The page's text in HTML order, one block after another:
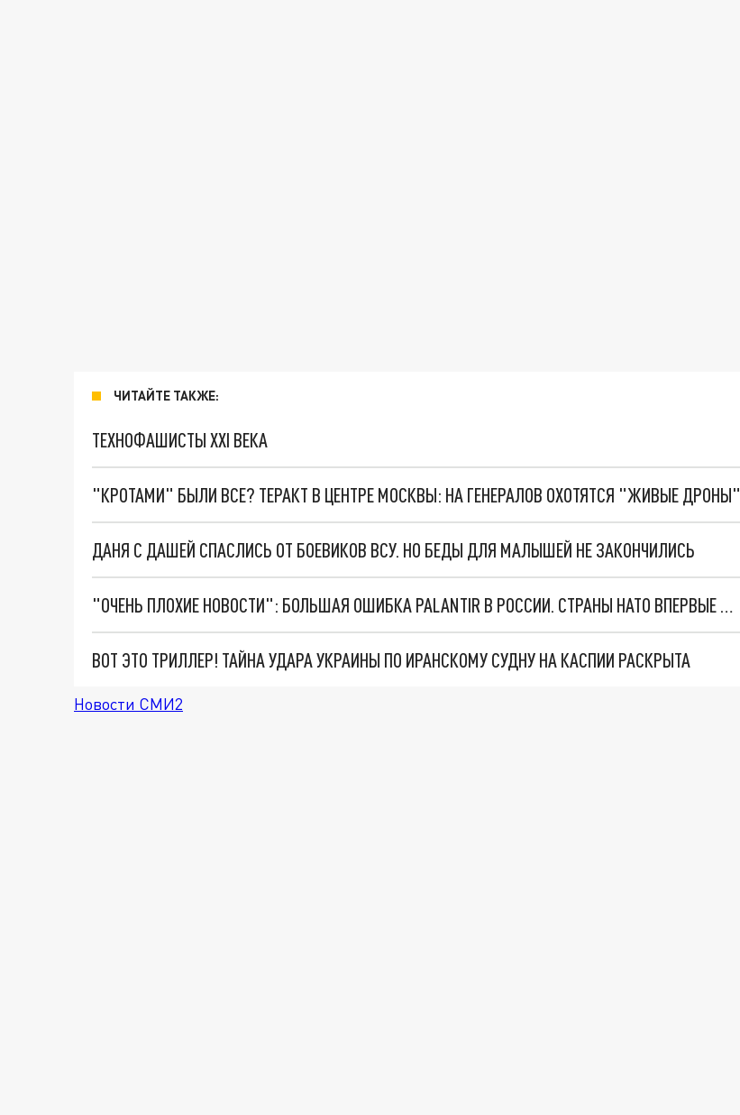
ЧИТАЙТЕ ТАКЖЕ:
ТЕХНОФАШИСТЫ XXI ВЕКА
"КРОТАМИ" БЫЛИ ВСЕ? ТЕРАКТ В ЦЕНТРЕ МОСКВЫ: НА ГЕНЕРАЛОВ ОХОТЯТСЯ "ЖИВЫЕ ДРОНЫ"
ДАНЯ С ДАШЕЙ СПАСЛИСЬ ОТ БОЕВИКОВ ВСУ. НО БЕДЫ ДЛЯ МАЛЫШЕЙ НЕ ЗАКОНЧИЛИСЬ
"ОЧЕНЬ ПЛОХИЕ НОВОСТИ": БОЛЬШАЯ ОШИБКА PALANTIR В РОССИИ. СТРАНЫ НАТО ВПЕРВЫЕ ЗА СВО ОСТАНОВИЛИ ПОСТАВКИ ОРУЖИЯ. ВСУ ТЕРЯЮТ ПРИГРАНИЧЬЕ?
ВОТ ЭТО ТРИЛЛЕР! ТАЙНА УДАРА УКРАИНЫ ПО ИРАНСКОМУ СУДНУ НА КАСПИИ РАСКРЫТА
Новости СМИ2